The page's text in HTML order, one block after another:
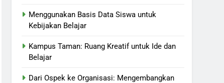
Menggunakan Basis Data Siswa untuk
Kebijakan Belajar
Kampus Taman: Ruang Kreatif untuk Ide dan
Belajar
Dari Ospek ke Organisasi: Mengembangkan